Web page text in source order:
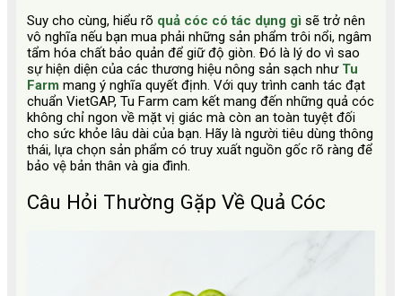
Suy cho cùng, hiểu rõ quả cóc có tác dụng gì sẽ trở nên
vô nghĩa nếu bạn mua phải những sản phẩm trôi nổi, ngâm
tẩm hóa chất bảo quản để giữ độ giòn. Đó là lý do vì sao
sự hiện diện của các thương hiệu nông sản sạch như Tu
Farm mang ý nghĩa quyết định. Với quy trình canh tác đạt
chuẩn VietGAP, Tu Farm cam kết mang đến những quả cóc
không chỉ ngon về mặt vị giác mà còn an toàn tuyệt đối
cho sức khỏe lâu dài của bạn. Hãy là người tiêu dùng thông
thái, lựa chọn sản phẩm có truy xuất nguồn gốc rõ ràng để
bảo vệ bản thân và gia đình.
Câu Hỏi Thường Gặp Về Quả Cóc